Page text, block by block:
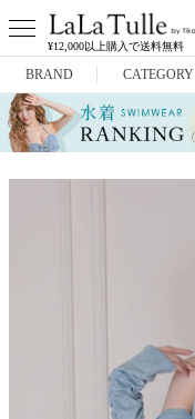
¥12,000以上購入で送料無料
BRAND
Anella
CATEGORY
ミニドレス